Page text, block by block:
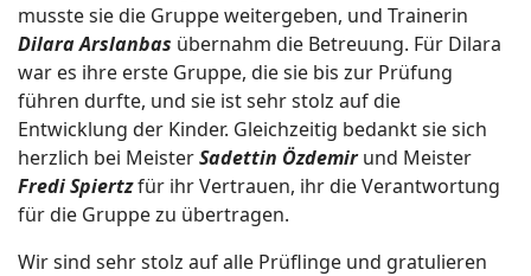
musste sie die Gruppe weitergeben, und Trainerin
Dilara Arslanbas übernahm die Betreuung. Für Dilara
war es ihre erste Gruppe, die sie bis zur Prüfung
führen durfte, und sie ist sehr stolz auf die
Entwicklung der Kinder. Gleichzeitig bedankt sie sich
herzlich bei MeisterSadettin Özdemir und Meister
Fredi Spiertzfür ihr Vertrauen, ihr die Verantwortung
für die Gruppe zu übertragen.
Wir sind sehr stolz auf alle Prüflinge und gratulieren